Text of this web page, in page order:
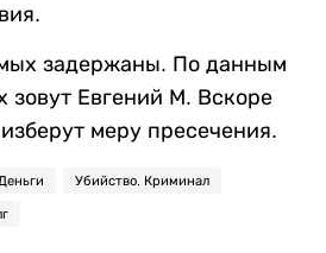
задержаны. По данным
зовут Евгений М. Вскоре
меру пресечения.
Деньги Убийство. Криминал